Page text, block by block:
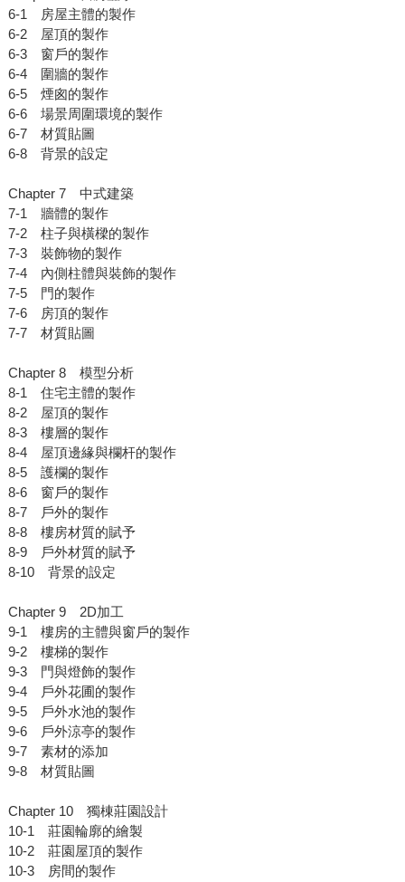
6-1 房屋主體的製作
6-2 屋頂的製作
6-3 窗戶的製作
6-4 圍牆的製作
6-5 煙囪的製作
6-6 場景周圍環境的製作
6-7 材質貼圖
6-8 背景的設定
Chapter 7 中式建築
7-1 牆體的製作
7-2 柱子與橫樑的製作
7-3 裝飾物的製作
7-4 內側柱體與裝飾的製作
7-5 門的製作
7-6 房頂的製作
7-7 材質貼圖
Chapter 8 模型分析
8-1 住宅主體的製作
8-2 屋頂的製作
8-3 樓層的製作
8-4 屋頂邊緣與欄杆的製作
8-5 護欄的製作
8-6 窗戶的製作
8-7 戶外的製作
8-8 樓房材質的賦予
8-9 戶外材質的賦予
8-10 背景的設定
Chapter 9 2D加工
9-1 樓房的主體與窗戶的製作
9-2 樓梯的製作
9-3 門與燈飾的製作
9-4 戶外花圃的製作
9-5 戶外水池的製作
9-6 戶外涼亭的製作
9-7 素材的添加
9-8 材質貼圖
Chapter 10 獨棟莊園設計
10-1 莊園輪廓的繪製
10-2 莊園屋頂的製作
10-3 房間的製作